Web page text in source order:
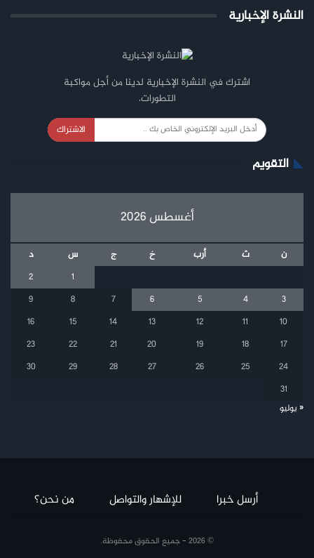
النشرة الإخبارية
اشترك في النشرة الإخبارية لدينا من أجل مواكبة
التطورات.
الاشتراك
التقويم
أغسطس 2026
ن ث أرب خ ج س
د
1
2
3
4
5
6
7
8
9
10
11
12
13
14
15
16
17
18
19
20
21
22
23
24
25
26
27
28
29
30
31
« يوليو
أرسل خبرا للإشهار والتواصل من نحن؟
© 2026 - جميع الحقوق محفوظة.